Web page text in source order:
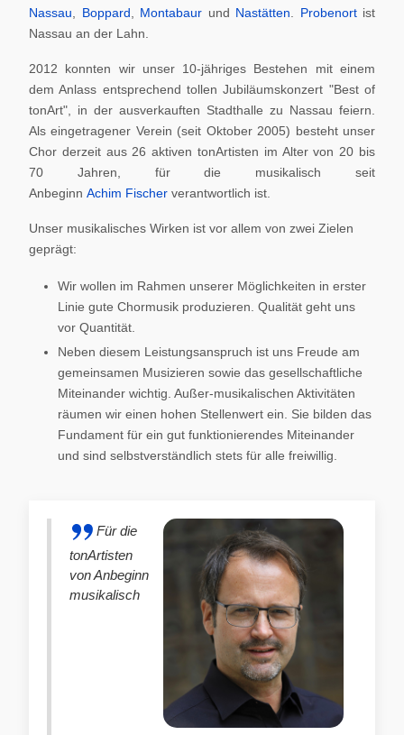
Nassau
Boppard Montabaur und Nastätten Probenortist
Nassau an der Lahn.
2012 konnten wir unser 10-jähriges Bestehen mit einem
dem Anlass entsprechend tollen Jubiläumskonzert "Best of
tonArt", in der ausverkauften Stadthalle zu Nassau feiern.
Als eingetragener Verein (seit Oktober 2005) besteht unser
Chor derzeit aus 26 aktiven tonArtisten im Alter von 20 bis
70 Jahren, für die musikalisch seit
Anbeginn Achim Fischer verantwortlich ist.
Unser musikalisches Wirken ist vor allem von zwei Zielen
geprägt:
Wir wollen im Rahmen unserer Möglichkeiten in erster
Linie gute Chormusik produzieren. Qualität geht uns
vor Quantität.
Neben diesem Leistungsanspruch ist uns Freude am
gemeinsamen Musizieren sowie das gesellschaftliche
Miteinander wichtig. Außer-musikalischen Aktivitäten
räumen wir einen hohen Stellenwert ein. Sie bilden das
Fundament für ein gut funktionierendes Miteinander
und sind selbstverständlich stets für alle freiwillig.
Für die
tonArtisten
von Anbeginn
musikalisch